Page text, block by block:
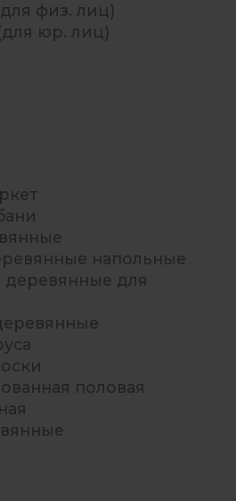
физ. лиц)
юр. лиц)
напольные
для
половая